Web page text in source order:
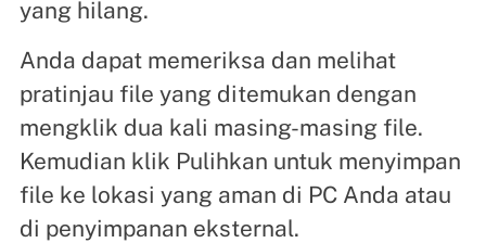
yang hilang.
Anda dapat memeriksa dan melihat
pratinjau file yang ditemukan dengan
mengklik dua kali masing-masing file.
Kemudian klik Pulihkan untuk menyimpan
file ke lokasi yang aman di PC Anda atau
di penyimpanan eksternal.